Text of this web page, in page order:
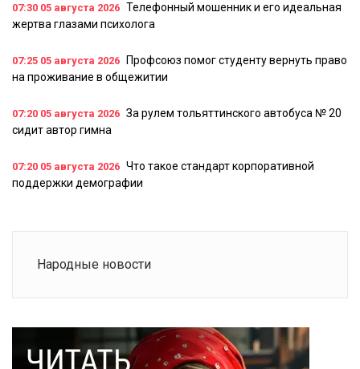
07:30 05 августа 2026 Телефонный мошенник и его идеальная
жертва глазами психолога
07:25 05 августа 2026
Профсоюз помог студенту вернуть право
на проживание в общежитии
07:20 05 августа 2026 За рулем тольяттинского автобуса № 20
сидит автор гимна
07:20 05 августа 2026 Что такое стандарт корпоративной
поддержки демографии
Народные новости